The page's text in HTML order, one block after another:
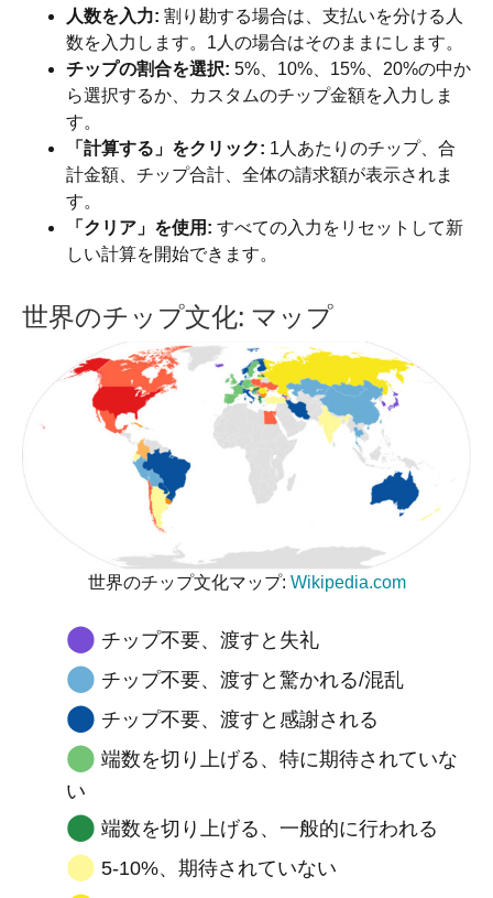
人数を入力: 割り勘する場合は、支払いを分ける人
数を入力します。1人の場合はそのままにします。
チップの割合を選択: 5%、10%、15%、20%の中か
ら選択するか、カスタムのチップ金額を入力しま
す。
「計算する」をクリック: 1人あたりのチップ、合
計金額、チップ合計、全体の請求額が表示されま
す。
「クリア」を使用: すべての入力をリセットして新
しい計算を開始できます。
世界のチップ文化: マップ
世界のチップ文化マップ: Wikipedia.com
⬤ チップ不要、渡すと失礼
⬤ チップ不要、渡すと驚かれる/混乱
⬤ チップ不要、渡すと感謝される
⬤ 端数を切り上げる、特に期待されていな
い
⬤ 端数を切り上げる、一般的に行われる
⬤ 5-10%、期待されていない